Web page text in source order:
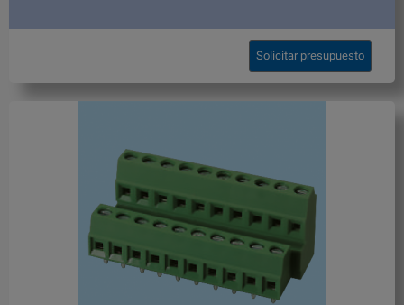
Solicitar presupuesto